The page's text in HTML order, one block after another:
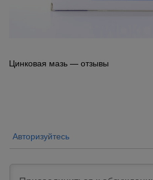
Навигация
Цинковая мазь — отзывы
Авторизуйтесь